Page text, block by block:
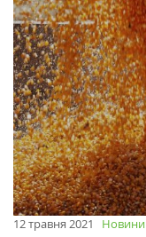
12 травня 2021 Новини